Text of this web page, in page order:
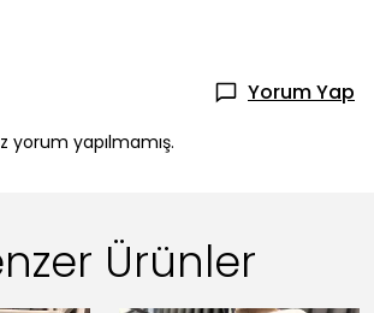
Yorum Yap
yorum yapılmamış.
Ürünler